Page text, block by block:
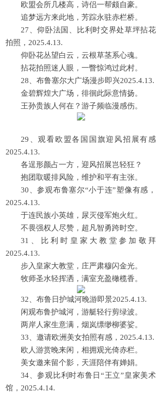
欧盟会所几楼高，诗侣一帮颇自豪。
追梦远方来此地，芳踪永驻赤栏桥。
27、仰卧法国、比利时交界处草坪拈花
拍照，2025.4.13.
仰卧花丛望白云，云根草茎系心魂。
拈花拍照迷人眼，一瞥惊鸿过此村。
28、布鲁塞尔大广场漫步即兴2025.4.13.
金碧辉煌大广场，徘徊此际意情扬。
王孙贵族人何在？游子频临漫感伤。
29、观看欧盟各国国旗迎风招展有感
2025.4.13.
各逞形颜占一方，迎风招展岂轻狂？
抱团取暖排风险，维护和平有主张。
30、参观布鲁塞尔“小于连”塑像有感，
2025.4.13.
于连民族小英雄，尿灭侵军炮火红。
不畏强权人尽赞，超凡智勇跨时空。
31、比利时皇家大教堂参加敬拜
2025.4.13.
步入皇家大教堂，庄严肃穆闪金光。
牧师圣水轻挥洒，满室充盈橄榄香。
32、布鲁日护城河晚游即景2025.4.13.
闲观布鲁护城河，游艇轻行剪绿波。
两岸人家生意满，烟岚缥缈柳婆娑。
33、邀请欧洲美女拍照有感，2025.4.13.
欧人游赏晚来闲，相拥观光倚赤栏。
美女邀来留个影，天涯陪伴有婵娟。
34、参观比利时布鲁日“王立”皇家美术
馆，2025.4.14.